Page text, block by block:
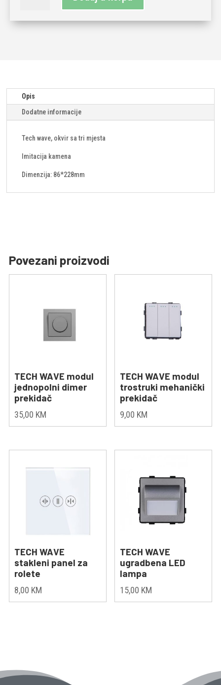
okvir,
Opis
Dodatne informacije
Tech wave, okvir sa tri mjesta
Imitacija kamena
Dimenzija: 86*228mm
Povezani proizvodi
TECH WAVE modul
jednopolni dimer
prekidač
35,00 KM
TECH WAVE modul
trostruki mehanički
prekidač
9,00 KM
TECH WAVE
stakleni panel za
rolete
8,00 KM
TECH WAVE
ugradbena LED
lampa
15,00 KM